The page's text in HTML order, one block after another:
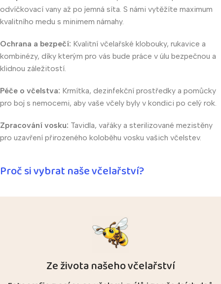
odvíčkovací vany až po jemná síta. S námi vytěžíte maximum
kvalitního medu s minimem námahy.
Ochrana a bezpečí: Kvalitní včelařské klobouky, rukavice a
kombinézy, díky kterým pro vás bude práce v úlu bezpečnou a
klidnou záležitostí.
Péče o včelstva: Krmítka, dezinfekční prostředky a pomůcky
pro boj s nemocemi, aby vaše včely byly v kondici po celý rok.
Zpracování vosku: Tavidla, vařáky a sterilizované mezistěny
pro uzavření přirozeného koloběhu vosku vašich včelstev.
Proč si vybrat naše včelařství?
Ze života našeho včelařství